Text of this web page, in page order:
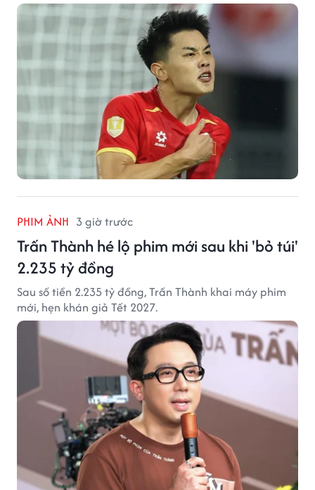
PHIM ẢNH 3 giờ trước
Trấn Thành hé lộ phim mới sau khi 'bỏ túi'
2.235 tỷ đồng
Sau số tiền 2.235 tỷ đồng, Trấn Thành khai máy phim
mới, hẹn khán giả Tết 2027.